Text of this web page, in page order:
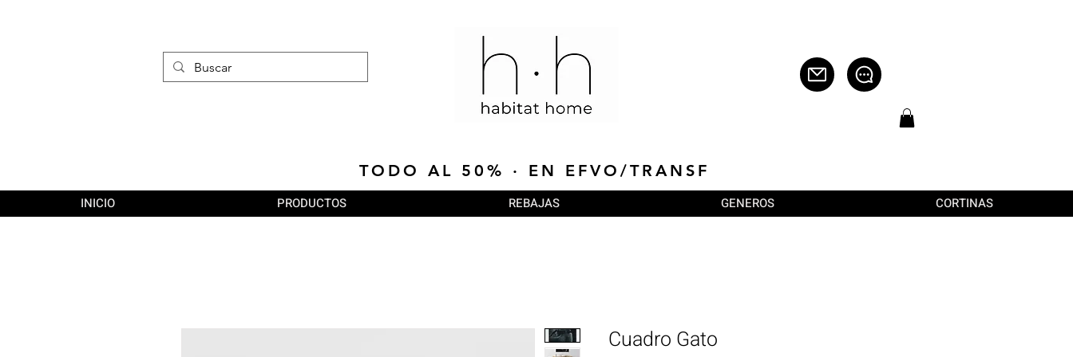
TODO AL 50% · EN EFVO/TRANSF
INICIO PRODUCTOS REBAJAS GENEROS CORTINAS
Cuadro Gato